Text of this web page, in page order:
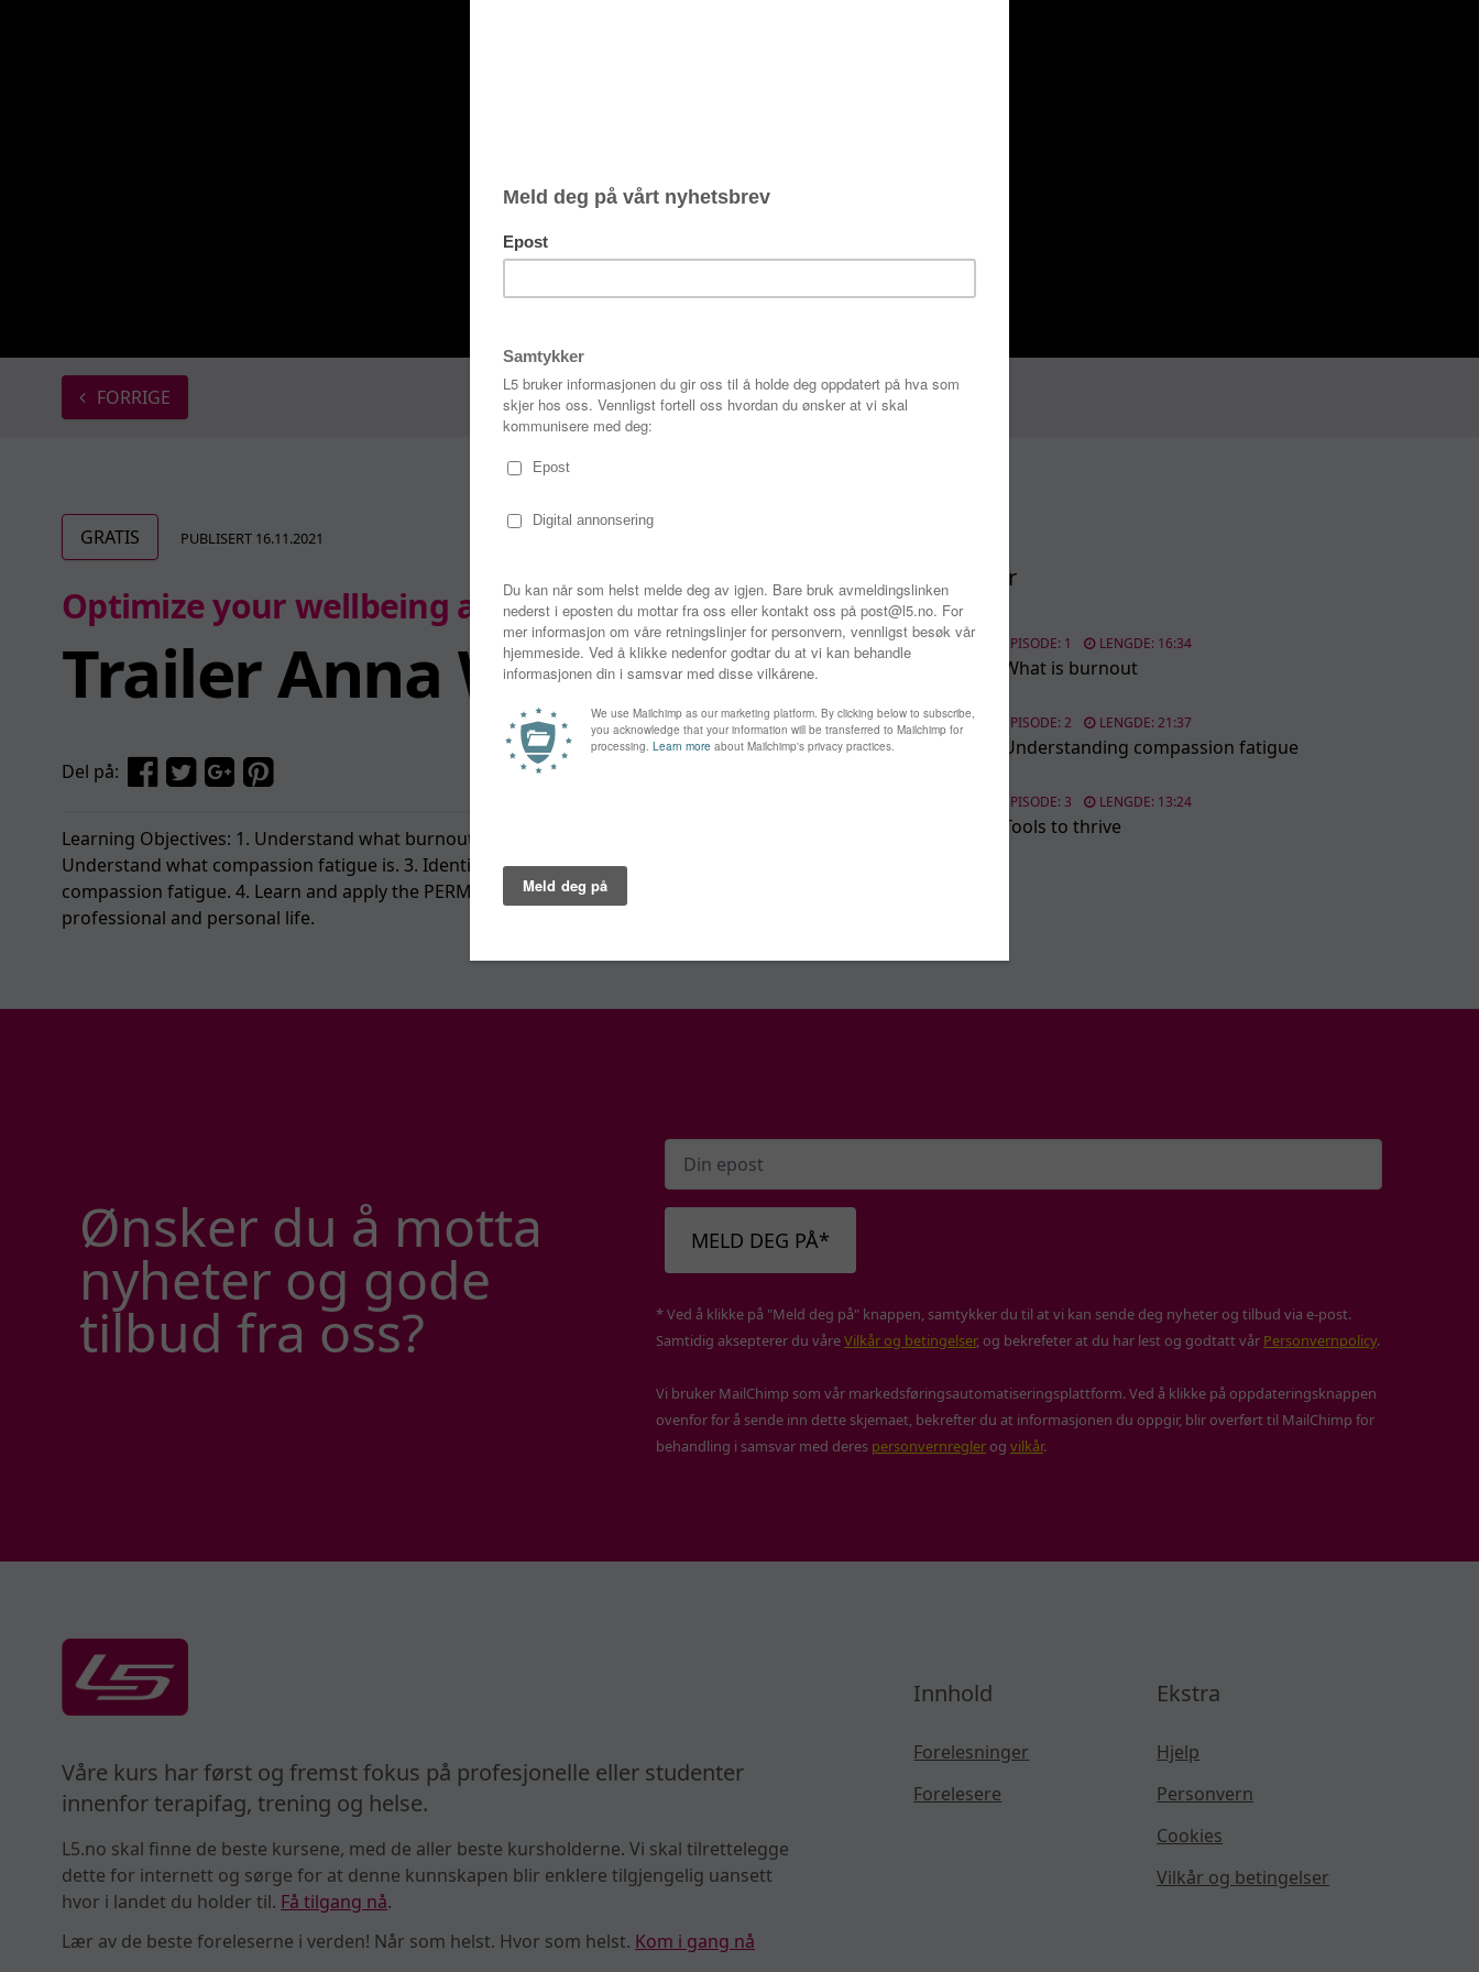
FORRIGE
GRATIS PUBLISERT 16.11.2021
Optimize your wellbeing and prevent burnout
Trailer Anna Wong
Del på:
Learning Objectives: 1. Understand what burnout is and the contributors to burnout. 2.
Understand what compassion fatigue is. 3. Identify signs and symptoms of burnout and
compassion fatigue. 4. Learn and apply the PERMA model of wellbeing in your
professional and personal life.
Episoder
EPISODE: 1 LENGDE: 16:34
What is burnout
2 EPISODE: 2 LENGDE: 21:37
Understanding compassion fatigue
EPISODE: 3 LENGDE: 13:24
Tools to thrive
Ønsker du å motta
nyheter og gode
tilbud fra oss?
MELD DEG PÅ*
* Ved å klikke på "Meld deg på" knappen, samtykker du til at vi kan sende deg nyheter og tilbud via e-post.
Samtidig aksepterer du våreVilkår og betingelser, og bekrefeter at du har lest og godtatt vår Personvernpolicy.
Vi bruker MailChimp som vår markedsføringsautomatiseringsplattform. Ved å klikke på oppdateringsknappen
ovenfor for å sende inn dette skjemaet, bekrefter du at informasjonen du oppgir, blir overført til MailChimp for
behandling i samsvar med deres personvernregler og vilkår.
Våre kurs har først og fremst fokus på profesjonelle eller studenter
innenfor terapifag, trening og helse.
L5.no skal finne de beste kursene, med de aller beste kursholderne. Vi skal tilrettelegge
dette for internett og sørge for at denne kunnskapen blir enklere tilgjengelig uansett
hvor i landet du holder til. Få tilgang nå.
Lær av de beste foreleserne i verden! Når som helst. Hvor som helst. Kom i gang nå
Innhold
Forelesninger
Forelesere
Ekstra
Hjelp
Personvern
Cookies
Vilkår og betingelser